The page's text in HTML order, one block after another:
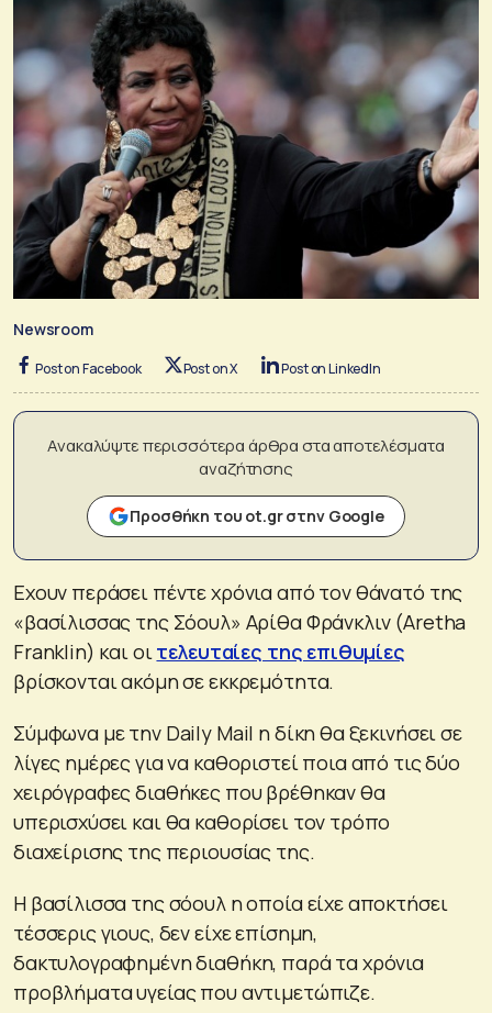
Newsroom
Post on Facebook Post on X Post on LinkedIn
Ανακαλύψτε περισσότερα άρθρα στα αποτελέσματα
αναζήτησης
Προσθήκη του ot.gr στην Google
Εχουν περάσει πέντε χρόνια από τον θάνατό της
«βασίλισσας της Σόουλ» Αρίθα Φράνκλιν (Aretha
Franklin) και οι τελευταίες της επιθυμίες
βρίσκονται ακόμη σε εκκρεμότητα.
Σύμφωνα με την Daily Mail η δίκη θα ξεκινήσει σε
λίγες ημέρες για να καθοριστεί ποια από τις δύο
χειρόγραφες διαθήκες που βρέθηκαν θα
υπερισχύσει και θα καθορίσει τον τρόπο
διαχείρισης της περιουσίας της.
Η βασίλισσα της σόουλ η οποία είχε αποκτήσει
τέσσερις γιους, δεν είχε επίσημη,
δακτυλογραφημένη διαθήκη, παρά τα χρόνια
προβλήματα υγείας που αντιμετώπιζε.